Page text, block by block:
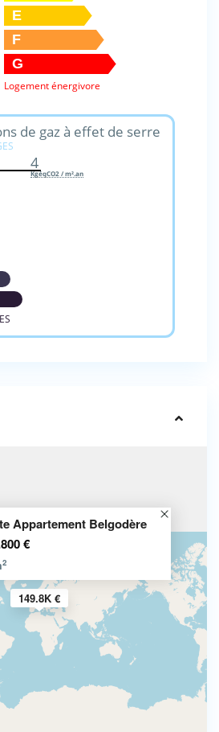
E
F
G
Logement énergivore
de gaz à effet de serre
4
KgéqCO2 / m².an
149.8K €
Appartement Belgodère
€
2